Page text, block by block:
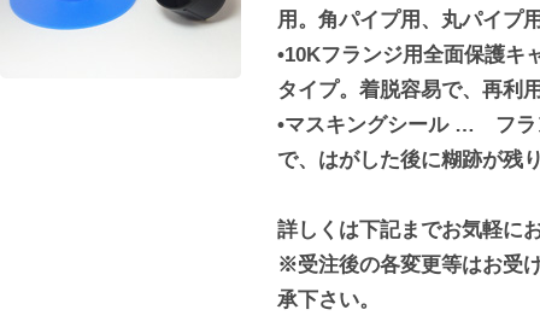
用。角パイプ用、丸パイプ
•10Kフランジ用全面保護キ
タイプ。着脱容易で、再利
•マスキングシール… フラン
で、はがした後に糊跡が残
詳しくは下記までお気軽に
※受注後の各変更等はお受
承下さい。